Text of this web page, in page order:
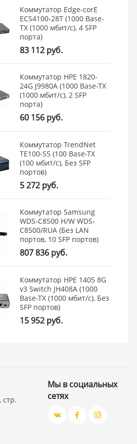
Коммутатор Edge-corE
ECS4100-28T (1000 Base-
TX (1000 мбит/с), 4 SFP
порта)
83 112 руб.
Коммутатор HPE 1820-
24G J9980A (1000 Base-TX
(1000 мбит/с), 2 SFP
порта)
60 156 руб.
Коммутатор TrendNet
TE100-S5 (100 Base-TX
(100 мбит/с), Без SFP
портов)
5 272 руб.
Коммутатор Samsung
WDS-C8500 H/W WDS-
C8500/RUA (Без LAN
портов, 10 SFP портов)
807 836 руб.
Коммутатор HPE 1405 8G
v3 Switch JH408A (1000
Base-TX (1000 мбит/с), Без
SFP портов)
15 952 руб.
стр.
Мы в социальных
сетях